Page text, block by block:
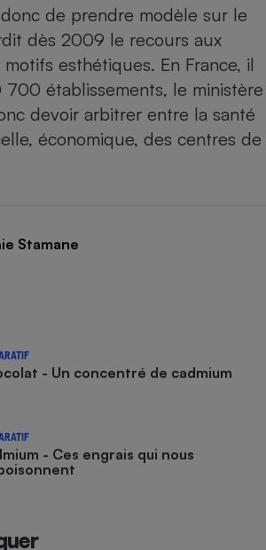
donc de prendre modèle sur le
dès 2009 le recours aux
esthétiques. En France, il
700 établissements, le ministère
devoir arbitrer entre la santé
économique, des centres de
Stamane
- Un concentré de cadmium
- Ces engrais qui nous